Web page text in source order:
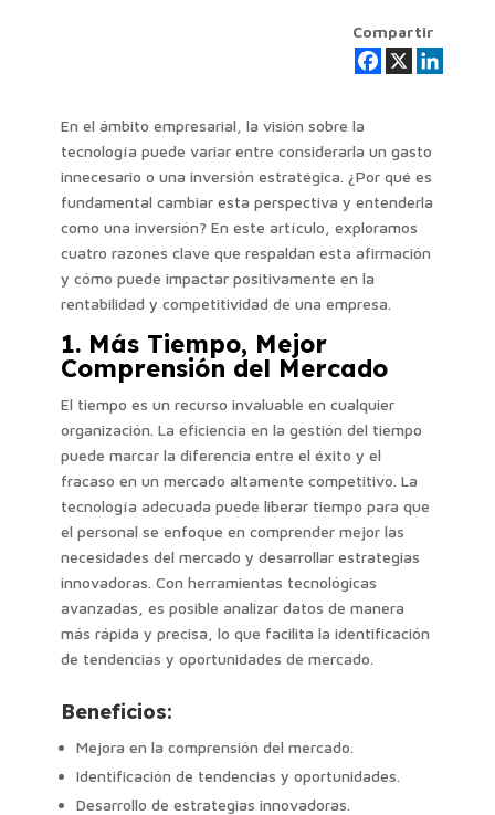
Compartir
En el ámbito empresarial, la visión sobre la
tecnología puede variar entre considerarla un gasto
innecesario o una inversión estratégica. ¿Por qué es
fundamental cambiar esta perspectiva y entenderla
como una inversión? En este artículo, exploramos
cuatro razones clave que respaldan esta afirmación
y cómo puede impactar positivamente en la
rentabilidad y competitividad de una empresa.
1. Más Tiempo, Mejor
Comprensión del Mercado
El tiempo es un recurso invaluable en cualquier
organización. La eficiencia en la gestión del tiempo
puede marcar la diferencia entre el éxito y el
fracaso en un mercado altamente competitivo. La
tecnología adecuada puede liberar tiempo para que
el personal se enfoque en comprender mejor las
necesidades del mercado y desarrollar estrategias
innovadoras. Con herramientas tecnológicas
avanzadas, es posible analizar datos de manera
más rápida y precisa, lo que facilita la identificación
de tendencias y oportunidades de mercado.
Beneficios:
Mejora en la comprensión del mercado.
Identificación de tendencias y oportunidades.
Desarrollo de estrategias innovadoras.